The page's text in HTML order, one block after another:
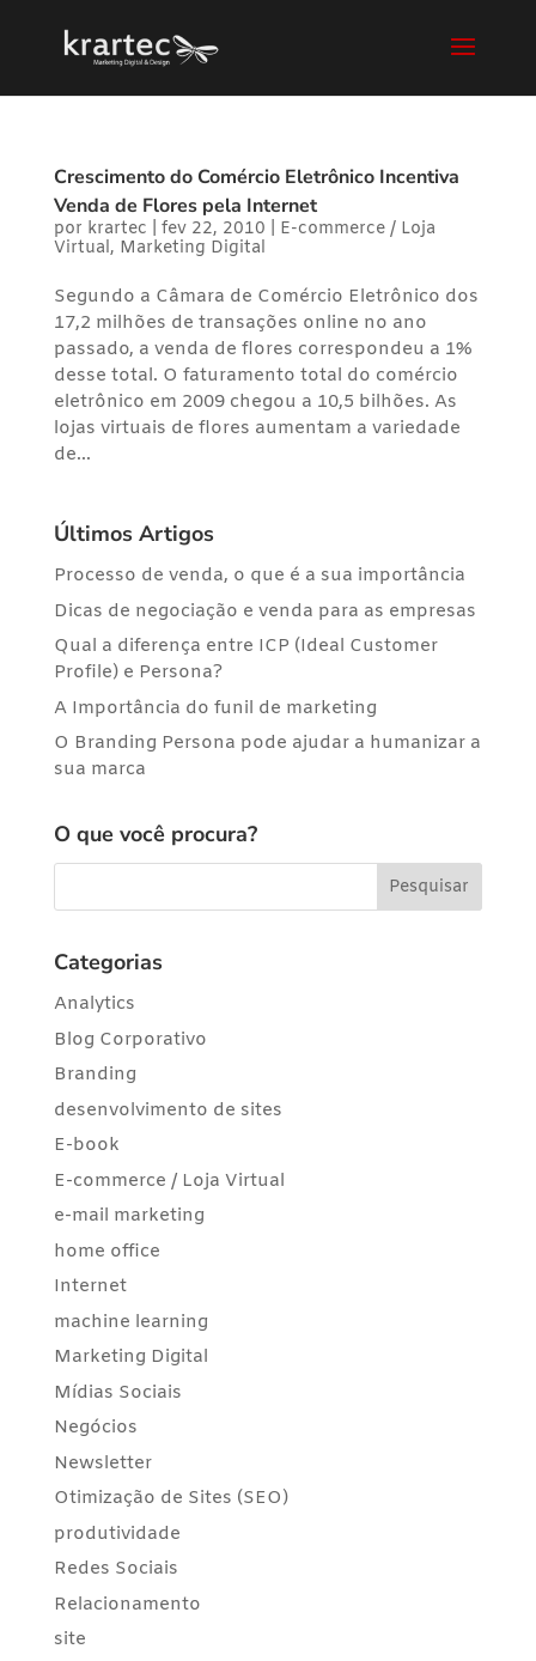
Crescimento do Comércio Eletrônico Incentiva
Venda de Flores pela Internet
por krartec fev 22, 2010
E-commerce / Loja
Virtual, Marketing Digital
Segundo a Câmara de Comércio Eletrônico dos
17,2 milhões de transações online no ano
passado, a venda de flores correspondeu a 1%
desse total. O faturamento total do comércio
eletrônico em 2009 chegou a 10,5 bilhões. As
lojas virtuais de flores aumentam a variedade
de...
Últimos Artigos
Processo de venda, o que é a sua importância
Dicas de negociação e venda para as empresas
Qual a diferença entre ICP (Ideal Customer
Profile) e Persona?
A Importância do funil de marketing
O Branding Persona pode ajudar a humanizar a
sua marca
O que você procura?
Categorias
Analytics
Blog Corporativo
Branding
desenvolvimento de sites
E-book
E-commerce / Loja Virtual
e-mail marketing
home office
Internet
machine learning
Marketing Digital
Mídias Sociais
Negócios
Newsletter
Otimização de Sites (SEO)
produtividade
Redes Sociais
Relacionamento
site